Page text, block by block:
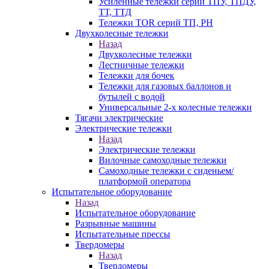
ТТ, ТТД
Тележки TOR серий ТП, PH
Двухколесные тележки
Назад
Двухколесные тележки
Лестничные тележки
Тележки для бочек
Тележки для газовых баллонов и
бутылей с водой
Универсальные 2-х колесные тележки
Тягачи электрические
Электрические тележки
Назад
Электрические тележки
Вилочные самоходные тележки
Самоходные тележки с сиденьем/
платформой оператора
Испытательное оборудование
Назад
Испытательное оборудование
Разрывные машины
Испытательные прессы
Твердомеры
Назад
Твердомеры